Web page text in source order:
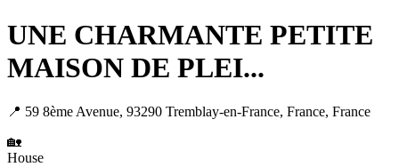
UNE CHARMANTE PETITE
MAISON DE PLEI...
📍 59 8ème Avenue, 93290 Tremblay-en-France, France, France
🏡
House